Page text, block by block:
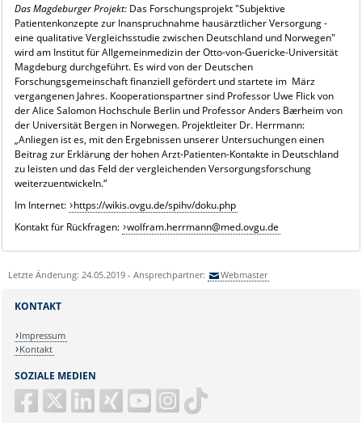
Das Magdeburger Projekt:Das Forschungsprojekt "Subjektive
Patientenkonzepte zur Inanspruchnahme hausärztlicher Versorgung -
eine qualitative Vergleichsstudie zwischen Deutschland und Norwegen"
wird am Institut für Allgemeinmedizin der Otto-von-Guericke-Universität
Magdeburg durchgeführt. Es wird von der Deutschen
Forschungsgemeinschaft finanziell gefördert und startete im März
vergangenen Jahres. Kooperationspartner sind Professor Uwe Flick von
der Alice Salomon Hochschule Berlin und Professor Anders Bærheim von
der Universität Bergen in Norwegen. Projektleiter Dr. Herrmann:
„Anliegen ist es, mit den Ergebnissen unserer Untersuchungen einen
Beitrag zur Erklärung der hohen Arzt-Patienten-Kontakte in Deutschland
zu leisten und das Feld der vergleichenden Versorgungsforschung
weiterzuentwickeln.“
Im Internet: https://wikis.ovgu.de/spihv/doku.php
Kontakt für Rückfragen: wolfram.herrmann@med.ovgu.de
Letzte Änderung: 24.05.2019 - Ansprechpartner: Webmaster
SOZIALE MEDIEN
KONTAKT
Impressum
Kontakt